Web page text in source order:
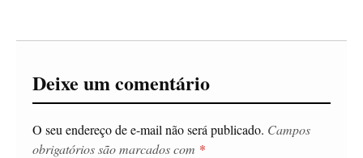
Deixe um comentário
O seu endereço de e-mail não será publicado. Campos
obrigatórios são marcados com *